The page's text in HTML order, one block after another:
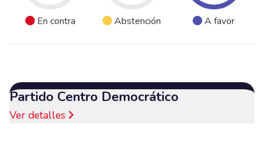
En contra Abstención A favor
Partido Centro Democrático
Ver detalles